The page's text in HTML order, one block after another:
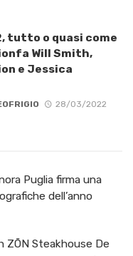
tutto o quasi come
Will Smith,
e Jessica
28/03/2022
Puglia firma una
dell’anno
ZŌN Steakhouse De